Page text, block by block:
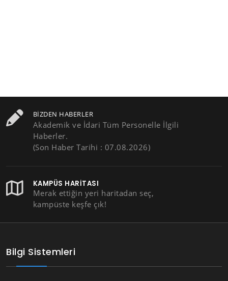
BIZDEN HABERLER
Akademik ve İdari Tüm Personelle İlgili
Haberler.
(Son Haber Tarihi : 07.08.2026)
KAMPÜS HARITASI
Merak ettiğin yeri haritadan seç,
kampüste keşfe çık!
Bilgi Sistemleri